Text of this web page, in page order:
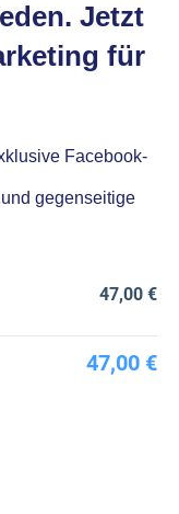
Jetzt
für
Facebook-
gegenseitige
47,00 €
47,00 €